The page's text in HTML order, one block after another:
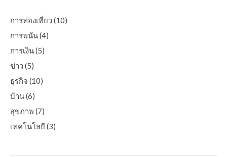
การท่องเที่ยว(10)
การพนัน(4)
การเงิน(5)
ข่าว(5)
ธุรกิจ (10)
บ้าน(6)
สุขภาพ (7)
เทคโนโลยี (3)